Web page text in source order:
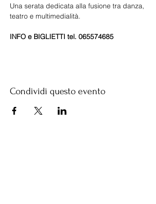
Una serata dedicata alla fusione tra danza,
teatro e multimedialità.
INFO e BIGLIETTI tel. 065574685
Condividi questo evento